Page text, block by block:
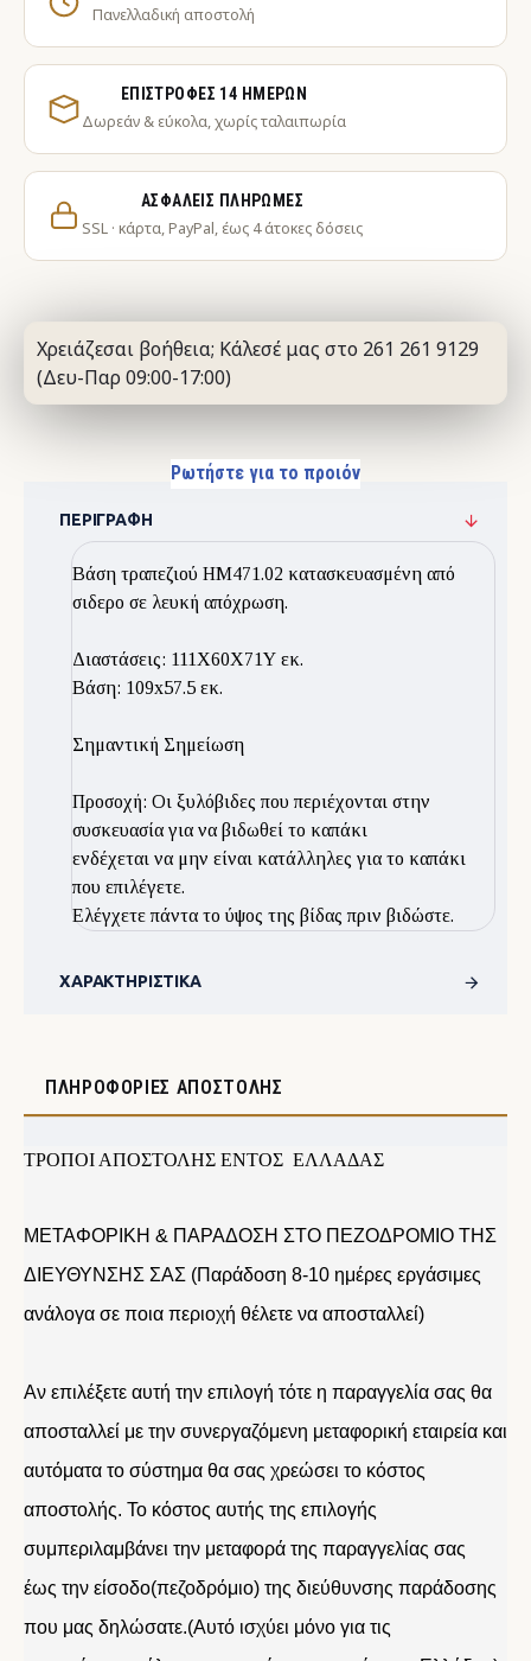
Πανελλαδική αποστολή
ΕΠΙΣΤΡΟΦΈΣ 14 ΗΜΕΡΏΝ
Δωρεάν & εύκολα, χωρίς ταλαιπωρία
ΑΣΦΑΛΕΊΣ ΠΛΗΡΩΜΈΣ
SSL · κάρτα, PayPal, έως 4 άτοκες δόσεις
Χρειάζεσαι βοήθεια; Κάλεσέ μας στο 261 261 9129
(Δευ-Παρ 09:00-17:00)
Ρωτήστε για το προιόν
ΠΕΡΙΓΡΑΦΉ
Βάση τραπεζιού HM471.02 κατασκευασμένη από
σιδερο σε λευκή απόχρωση.
Διαστάσεις: 111X60X71Υ εκ.
Βάση: 109x57.5 εκ.
Σημαντική Σημείωση
Προσοχή: Οι ξυλόβιδες που περιέχονται στην
συσκευασία για να βιδωθεί το καπάκι
ενδέχεται να μην είναι κατάλληλες για το καπάκι
που επιλέγετε.
Ελέγχετε πάντα το ύψος της βίδας πριν βιδώστε.
ΧΑΡΑΚΤΗΡΙΣΤΙΚΆ
ΠΛΗΡΟΦΟΡΊΕΣ ΑΠΟΣΤΟΛΉΣ
ΤΡΟΠΟΙ ΑΠΟΣΤΟΛΗΣ ΕΝΤΟΣ ΕΛΛΑΔΑΣ
ΜΕΤΑΦΟΡΙΚΗ & ΠΑΡΑΔΟΣΗ ΣΤΟ ΠΕΖΟΔΡΟΜΙΟ ΤΗΣ
ΔΙΕΥΘΥΝΣΗΣ ΣΑΣ (Παράδοση 8-10 ημέρες εργάσιμες
ανάλογα σε ποια περιοχή θέλετε να αποσταλλεί)
Αν επιλέξετε αυτή την επιλογή τότε η παραγγελία σας θα
αποσταλλεί με την συνεργαζόμενη μεταφορική εταιρεία και
αυτόματα το σύστημα θα σας χρεώσει το κόστος
αποστολής. Το κόστος αυτής της επιλογής
συμπεριλαμβάνει την μεταφορά της παραγγελίας σας
έως την είσοδο(πεζοδρόμιο) της διεύθυνσης παράδοσης
που μας δηλώσατε.(Αυτό ισχύει μόνο για τις